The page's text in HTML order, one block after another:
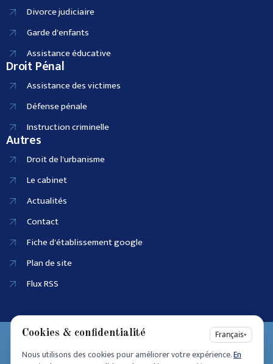
Divorce judiciaire
Garde d'enfants
Assistance éducative
Droit Pénal
Assistance des victimes
Défense pénale
Instruction criminelle
Autres
Droit de l'urbanisme
Le cabinet
Actualités
Contact
Fiche d'établissement google
Plan de site
Flux RSS
90915686100025
Cookies & confidentialité Français▾
Nous utilisons des cookies pour améliorer votre expérience.En